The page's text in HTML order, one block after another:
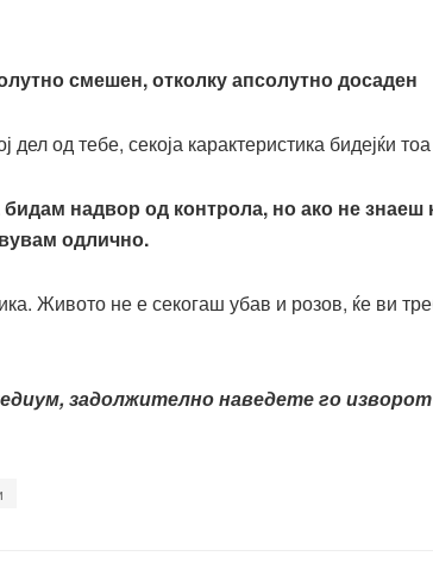
смешен, отколку апсолутно досаден
од тебе, секоја карактеристика бидејќи
надвор од контрола, но ако не
одлично.
Живото не е секогаш убав и розов, ќе ви
задолжително наведете го изворот